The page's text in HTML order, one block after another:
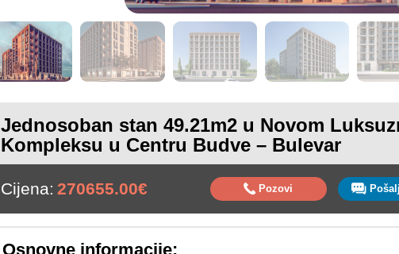
Jednosoban stan 49.21m2 u Novom
Kompleksu u Centru Budve – Bulevar
Cijena: 270655.00€ Pozovi
Osnovne informacije: